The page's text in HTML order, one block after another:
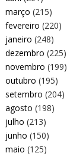
março (215)
fevereiro (220)
janeiro (248)
dezembro (225)
novembro (199)
outubro (195)
setembro (204)
agosto (198)
julho (213)
junho (150)
maio (125)